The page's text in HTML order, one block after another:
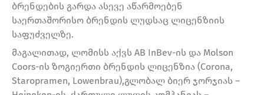
ბრენდების გარდა ასევე აწარმოებენ
საერთაშორისო ბრენდის ლუდსაც ლიცენზიის
საფუძველზე.
მაგალითად, ლომისს აქვს AB InBev-ის და Molson
Coors-ის ზოგიერთი ბრენდის ლიცენზია (Corona,
Staropramen, Lowenbrau),გლობალ ბიერ ჯორჯიას –